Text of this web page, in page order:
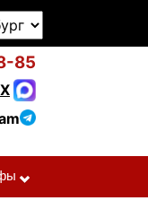
85